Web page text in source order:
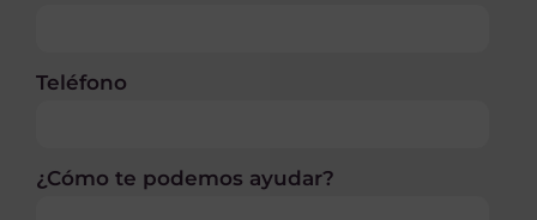
Teléfono
¿Cómo te podemos ayudar?